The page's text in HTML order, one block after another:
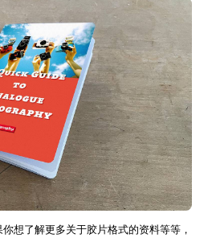
你想了解更多关于胶片格式的资料等等，